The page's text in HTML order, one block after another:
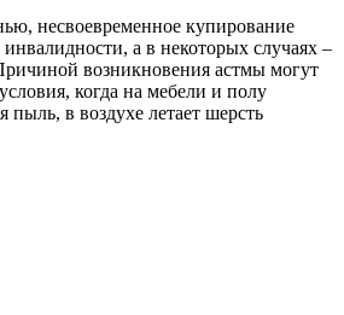
несвоевременное купирование
а в некоторых случаях –
возникновения астмы могут
когда на мебели и полу
пыль, в воздухе летает шерсть